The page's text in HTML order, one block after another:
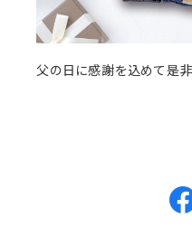
父の日に感謝を込めて是非